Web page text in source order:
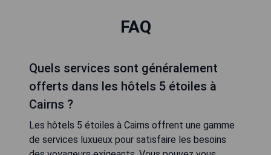
FAQ
Quels services sont généralement
offerts dans les hôtels 5 étoiles à
Cairns ?
Les hôtels 5 étoiles à Cairns offrent une gamme
de services luxueux pour satisfaire les besoins